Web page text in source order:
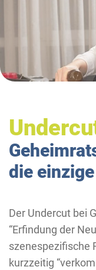
die
Der Undercut bei
“Erfindung der
szenespezifische
kurzzeitig